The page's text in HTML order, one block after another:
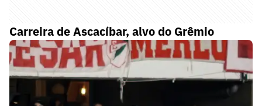
Carreira de Ascacíbar, alvo do Grêmio